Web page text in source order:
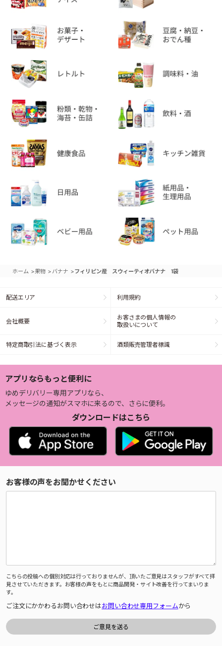
ホーム >果物 > バナナ >フィリピン産 スウィーティオバナナ 1袋
配送エリア 利用規約
会社概要
お客さまの個人情報の
取扱いについて
特定商取引法に基づく表示 酒類販売管理者標識
アプリならもっと便利に
ゆめデリバリー専用アプリなら、
メッセージの通知がスマホに来るので、さらに便利。
ダウンロードはこちら
お客様の声をお聞かせください
こちらの投稿への個別対応は行っておりませんが、頂いたご意見はスタッフがすべて拝
見させていただきます。お客様の声をもとに商品開発・サイト改善を行ってまいりま
す。
ご注文にかかわるお問い合わせはお問い合わせ専用フォームから